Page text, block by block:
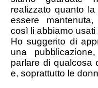
realizzato quanto la
essere
così li abbiamo usati
Ho suggerito di
una
parlare di qualcosa
e, soprattutto le